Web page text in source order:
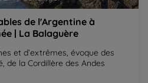
de l'Argentine à
| La Balaguère
et d’extrêmes, évoque des
de la Cordillère des Andes